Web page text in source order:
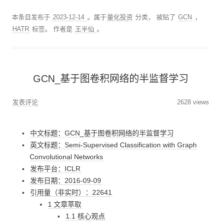
本条目发布于 2023-12-14 。属于量化投资 分类， 被贴了 GCN
，
HATR 标签。 作者是 王半仙 。
GCN_基于图卷积网络的半监督学习
发表评论 2628 views
中文标题：GCN_基于图卷积网络的半监督学习
英文标题：Semi-Supervised Classification with Graph
Convolutional Networks
发布平台：ICLR
发布日期：2016-09-09
引用量（非实时）：22641
1 文章萃取
1.1 核心观点